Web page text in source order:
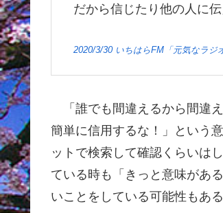
だから信じたり他の人に
2020/3/30 いちはらFM「元気なラジ
「誰でも間違えるから間違
簡単に信用するな！」という
ットで検索して確認くらいは
ている時も「きっと意味があ
いことをしている可能性もあ